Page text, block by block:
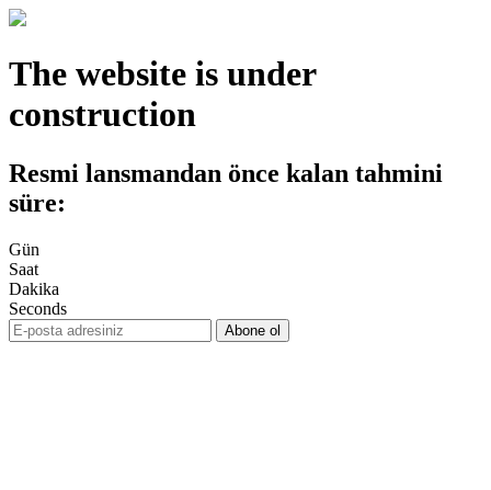
The website is under
construction
Resmi lansmandan önce kalan tahmini
süre:
Gün
Saat
Dakika
Seconds